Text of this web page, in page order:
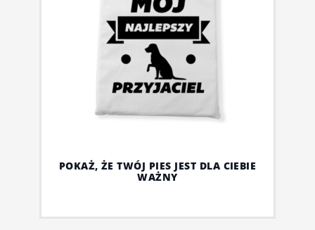
POKAŻ, ŻE TWÓJ PIES JEST DLA CIEBIE
WAŻNY